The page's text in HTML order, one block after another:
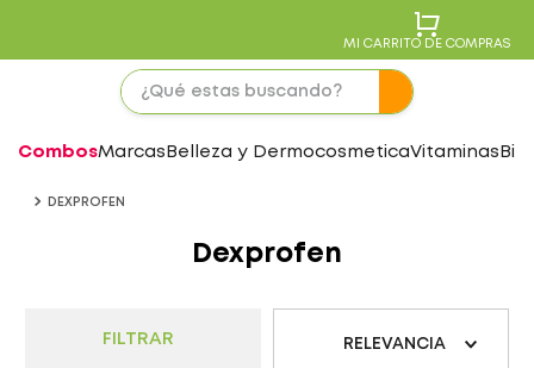
MI CARRITO DE COMPRAS
CombosMarcas Belleza y DermocosmeticaVitaminas
DEXPROFEN
Dexprofen
FILTRAR RELEVANCIA